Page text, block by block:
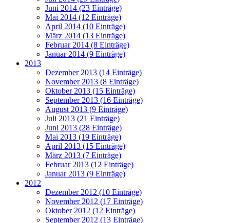
Juni 2014 (23 Einträge)
Mai 2014 (12 Einträge)
April 2014 (10 Einträge)
März 2014 (13 Einträge)
Februar 2014 (8 Einträge)
Januar 2014 (9 Einträge)
2013
Dezember 2013 (14 Einträge)
November 2013 (8 Einträge)
Oktober 2013 (15 Einträge)
September 2013 (16 Einträge)
August 2013 (9 Einträge)
Juli 2013 (21 Einträge)
Juni 2013 (28 Einträge)
Mai 2013 (19 Einträge)
April 2013 (15 Einträge)
März 2013 (7 Einträge)
Februar 2013 (12 Einträge)
Januar 2013 (9 Einträge)
2012
Dezember 2012 (10 Einträge)
November 2012 (17 Einträge)
Oktober 2012 (12 Einträge)
September 2012 (13 Einträge)